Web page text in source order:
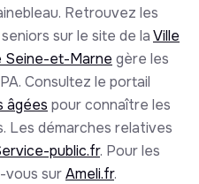
Retrouvez les
sur le site de laVille
Seine-et-Marne gère les
Consultez le portail
âgées pour connaître les
Les démarches relatives
public.fr. Pour les
vous surAmeli.fr.